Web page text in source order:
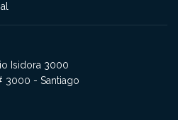
Isidora 3000
3000 - Santiago